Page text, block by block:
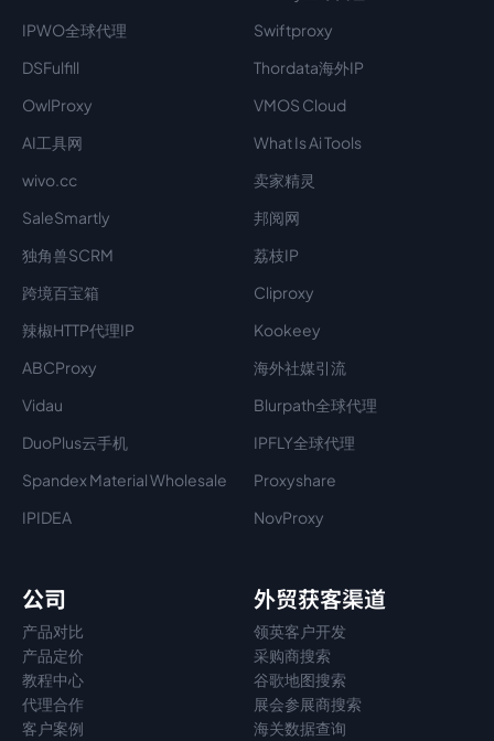
IPWO全球代理
Swiftproxy
DSFulfill
Thordata海外IP
OwlProxy
VMOS Cloud
AI工具网
What Is Ai Tools
wivo.cc
卖家精灵
SaleSmartly
邦阅网
独角兽SCRM
荔枝IP
跨境百宝箱
Cliproxy
辣椒HTTP代理IP
Kookeey
ABCProxy
海外社媒引流
Vidau
Blurpath全球代理
DuoPlus云手机
IPFLY全球代理
Spandex Material Wholesale​
Proxyshare
IPIDEA
NovProxy
公司
产品对比
产品定价
教程中心
代理合作
客户案例
外贸获客渠道
领英客户开发
采购商搜索
谷歌地图搜索
展会参展商搜索
海关数据查询